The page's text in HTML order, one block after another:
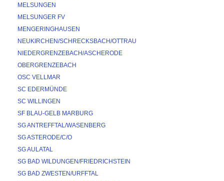
MELSUNGEN
MELSUNGER FV
MENGERINGHAUSEN
NEUKIRCHEN/SCHRECKSBACH/OTTRAU
NIEDERGRENZEBACH/ASCHERODE
OBERGRENZEBACH
OSC VELLMAR
SC EDERMÜNDE
SC WILLINGEN
SF BLAU-GELB MARBURG
SG ANTREFFTAL/WASENBERG
SG ASTERODE/C/O
SG AULATAL
SG BAD WILDUNGEN/FRIEDRICHSTEIN
SG BAD ZWESTEN/URFFTAL